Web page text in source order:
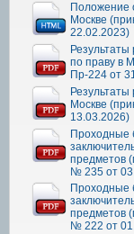
Положение
Москве
22.02.2023)
по праву в
Пр-224 от
Москве
13.03.2026)
Проходные
предметов
№ 235 от
Проходные
предметов
№ 222 от